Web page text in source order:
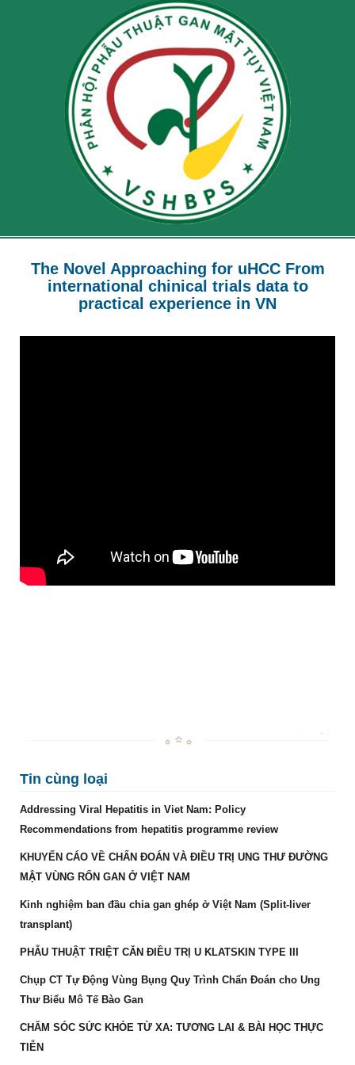
The Novel Approaching for uHCC From
international chinical trials data to
practical experience in VN
Tin cùng loại
Addressing Viral Hepatitis in Viet Nam: Policy
Recommendations from hepatitis programme review
KHUYẾN CÁO VỀ CHẨN ĐOÁN VÀ ĐIỀU TRỊ UNG THƯ ĐƯỜNG
MẬT VÙNG RỐN GAN Ở VIỆT NAM
Kinh nghiệm ban đầu chia gan ghép ở Việt Nam (Split-liver
transplant)
PHẪU THUẬT TRIỆT CĂN ĐIỀU TRỊ U KLATSKIN TYPE III
Chụp CT Tự Động Vùng Bụng Quy Trình Chẩn Đoán cho Ung
Thư Biểu Mô Tế Bào Gan
CHĂM SÓC SỨC KHỎE TỪ XA: TƯƠNG LAI & BÀI HỌC THỰC
TIỄN